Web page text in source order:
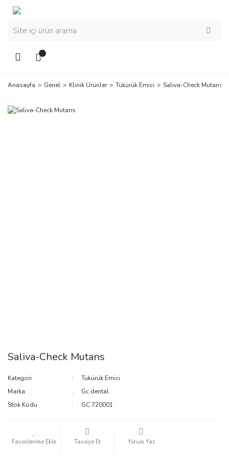
Anasayfa Genel Klinik Ürünler Tükürük Emici Saliva-Check Mutans
Saliva-Check Mutans
Kategori
Tükürük Emici
Marka
Gc dental
Stok Kodu
GC.720001
Tavsiye Et Yorum Yaz